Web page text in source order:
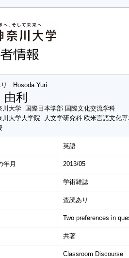
Hosoda Yuri
利
川大学 国際日本学部 国際文化交流学科
川大学大学院 人文学研究科 欧米言語文化
英語
年月 2013/05
学術雑誌
査読あり
Two preferences in
共著
Classroom Discourse